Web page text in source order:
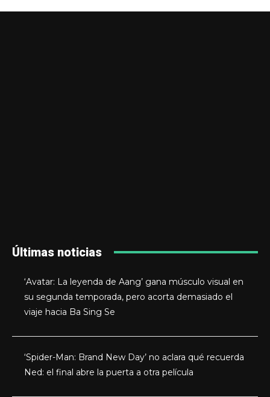
Últimas noticias
‘Avatar: La leyenda de Aang’ gana músculo visual en
su segunda temporada, pero acorta demasiado el
viaje hacia Ba Sing Se
‘Spider-Man: Brand New Day’ no aclara qué recuerda
Ned: el final abre la puerta a otra película